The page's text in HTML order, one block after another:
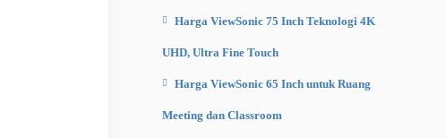
Harga ViewSonic 75 Inch Teknologi 4K
UHD, Ultra Fine Touch
Harga ViewSonic 65 Inch untuk Ruang
Meeting dan Classroom